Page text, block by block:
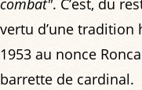
combat". C’est, du
vertu d’une
1953 au nonce
barrette de cardinal.